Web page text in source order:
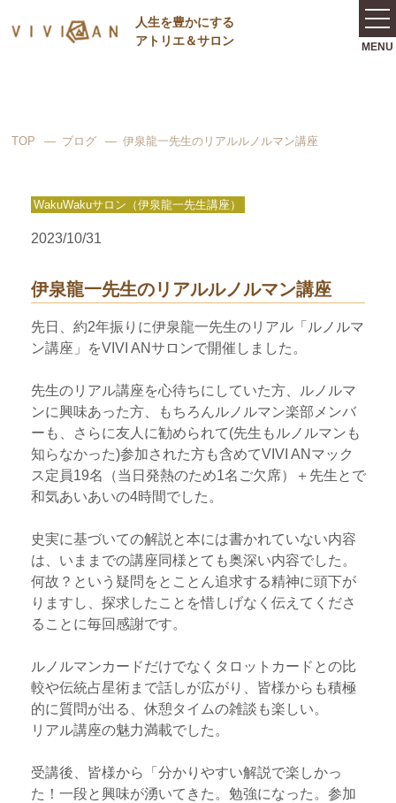
⼈⽣を豊かにする
アトリエ＆サロン
TOP ブログ 伊泉龍一先生のリアルルノルマン講座
WakuWakuサロン（伊泉龍一先生講座）
2023/10/31
伊泉龍一先生のリアルルノルマン講座
先日、約2年振りに伊泉龍一先生のリアル「ルノルマ
ン講座」をVIVI ANサロンで開催しました。
先生のリアル講座を心待ちにしていた方、ルノルマ
ンに興味あった方、もちろんルノルマン楽部メンバ
ーも、さらに友人に勧められて(先生もルノルマンも
知らなかった)参加された方も含めてVIVI ANマック
ス定員19名（当日発熱のため1名ご欠席）＋先生とで
和気あいあいの4時間でした。
史実に基づいての解説と本には書かれていない内容
は、いままでの講座同様とても奥深い内容でした。
何故？という疑問をとことん追求する精神に頭下が
りますし、探求したことを惜しげなく伝えてくださ
ることに毎回感謝です。
ルノルマンカードだけでなくタロットカードとの比
較や伝統占星術まで話しが広がり、皆様からも積極
的に質問が出る、休憩タイムの雑談も楽しい。
リアル講座の魅力満載でした。
受講後、皆様から「分かりやすい解説で楽しかっ
た！一段と興味が湧いてきた。勉強になった。参加